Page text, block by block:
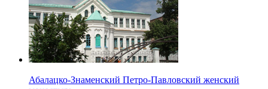
Абалацко-Знаменский Петро-Павловский женский